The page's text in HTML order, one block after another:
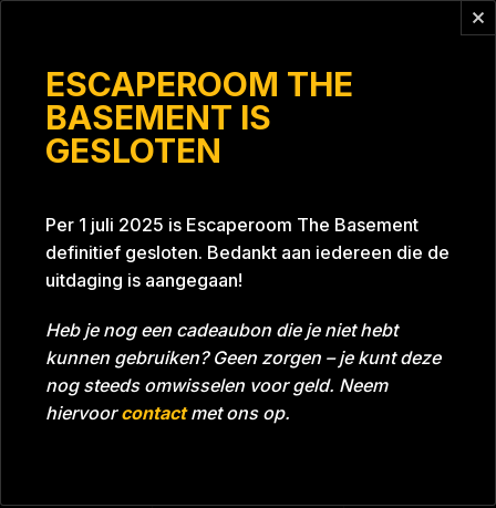
ESCAPEROOM THE
BASEMENT IS
GESLOTEN
Per 1 juli 2025 is Escaperoom The Basement
definitief gesloten. Bedankt aan iedereen die de
uitdaging is aangegaan!
Heb je nog een cadeaubon die je niet hebt
kunnen gebruiken? Geen zorgen – je kunt deze
nog steeds omwisselen voor geld. Neem
hiervoorcontactmet ons op.
Tijd 48:32 Datum 09-08-2023
Room Grill With A Thrill